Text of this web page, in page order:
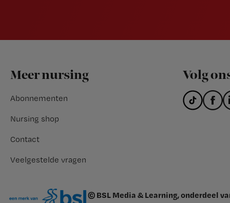
Footer
Meer nursing
Abonnementen
Nursing shop
Contact
Veelgestelde vragen
Volg
© BSL Media & Learning, onderdeel